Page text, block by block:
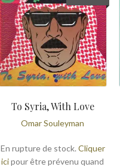
To Syria, With Love
Omar Souleyman
En rupture de stock. Cliquer
icipour être prévenu quand